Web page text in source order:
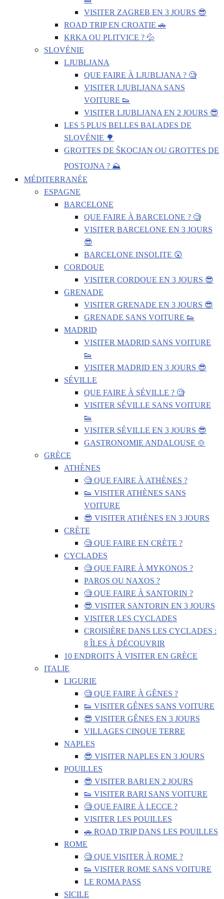
VISITER ZAGREB EN 3 JOURS 😎
ROAD TRIP EN CROATIE 🚗
KRKA OU PLITVICE ? 💦
SLOVÉNIE
LJUBLJANA
QUE FAIRE À LJUBLJANA ? 🧐
VISITER LJUBLJANA SANS
VOITURE 👟
VISITER LJUBLJANA EN 2 JOURS 😎
LES 5 PLUS BELLES BALADES DE
SLOVÉNIE 🌳
GROTTES DE ŠKOCJAN OU GROTTES DE
POSTOJNA ? ⛰️
MÉDITERRANÉE
ESPAGNE
BARCELONE
QUE FAIRE À BARCELONE ? 🧐
VISITER BARCELONE EN 3 JOURS
😎
BARCELONE INSOLITE 😲
CORDOUE
VISITER CORDOUE EN 3 JOURS 😎
GRENADE
VISITER GRENADE EN 3 JOURS 😎
GRENADE SANS VOITURE 👟
MADRID
VISITER MADRID SANS VOITURE
👟
VISITER MADRID EN 3 JOURS 😎
SÉVILLE
QUE FAIRE À SÉVILLE ? 🧐
VISITER SÉVILLE SANS VOITURE
👟
VISITER SÉVILLE EN 3 JOURS 😎
GASTRONOMIE ANDALOUSE 🍲
GRÈCE
ATHÈNES
🧐 QUE FAIRE À ATHÈNES ?
👟 VISITER ATHÈNES SANS
VOITURE
😎 VISITER ATHÈNES EN 3 JOURS
CRÈTE
🧐 QUE FAIRE EN CRÈTE ?
CYCLADES
🧐 QUE FAIRE À MYKONOS ?
PAROS OU NAXOS ?
🧐 QUE FAIRE À SANTORIN ?
😎 VISITER SANTORIN EN 3 JOURS
VISITER LES CYCLADES
CROISIÈRE DANS LES CYCLADES :
8 ÎLES À DÉCOUVRIR
10 ENDROITS À VISITER EN GRÈCE
ITALIE
LIGURIE
🧐 QUE FAIRE À GÊNES ?
👟 VISITER GÊNES SANS VOITURE
😎 VISITER GÊNES EN 3 JOURS
VILLAGES CINQUE TERRE
NAPLES
😎 VISITER NAPLES EN 3 JOURS
POUILLES
😎 VISITER BARI EN 2 JOURS
👟 VISITER BARI SANS VOITURE
🧐 QUE FAIRE À LECCE ?
VISITER LES POUILLES
🚗 ROAD TRIP DANS LES POUILLES
ROME
🧐 QUE VISITER À ROME ?
👟 VISITER ROME SANS VOITURE
LE ROMA PASS
SICILE